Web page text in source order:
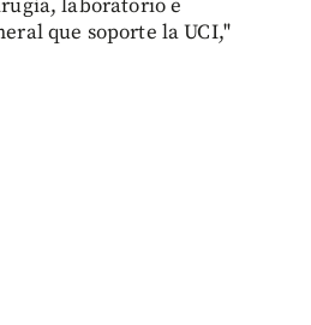
laboratorio e
que soporte la UCI,"